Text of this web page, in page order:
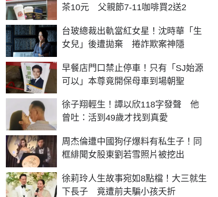
茶10元 父親節7-11咖啡買2送2
台玻總裁出軌當紅女星！沈時華「生
女兒」後遭拋棄 捲詐欺案神隱
早餐店門口禁止停車！只有「SJ始源
可以」本尊竟開保母車到場朝聖
徐子翔輕生！譚以欣118字發聲 他
曾吐：活到49歲才找到真愛
周杰倫遭中國狗仔爆料有私生子！同
框緋聞女股東劉若雪照片被挖出
徐莉玲人生故事宛如8點檔！大三就生
下長子 竟遭前夫騙小孩夭折